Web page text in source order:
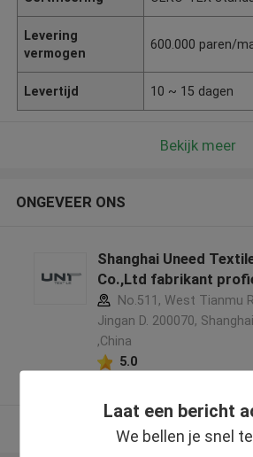
Laat een bericht
We bellen je snel
Levering
vermogen
600.000 paren/
Levertijd 10 ~ 15 dagen
Bekijk meer
ONGEVEER ONS
Shanghai Uneed
Co.,Ltd fabrikant
No.511, West Tianmu
Jingan D. 200070,
,China
5.0
Bekijk meer